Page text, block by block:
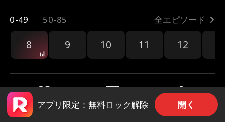
0-49 50-85 全エピソード
8 9 10 11 12
807 1.3k 共有
アプリ限定：無料ロック解除 開く